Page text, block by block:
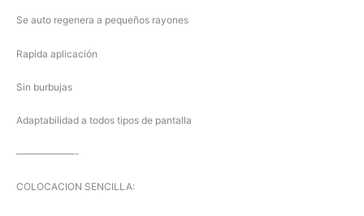
Se auto regenera a pequeños rayones
Rapida aplicación
Sin burbujas
Adaptabilidad a todos tipos de pantalla
——————-
COLOCACION SENCILLA: